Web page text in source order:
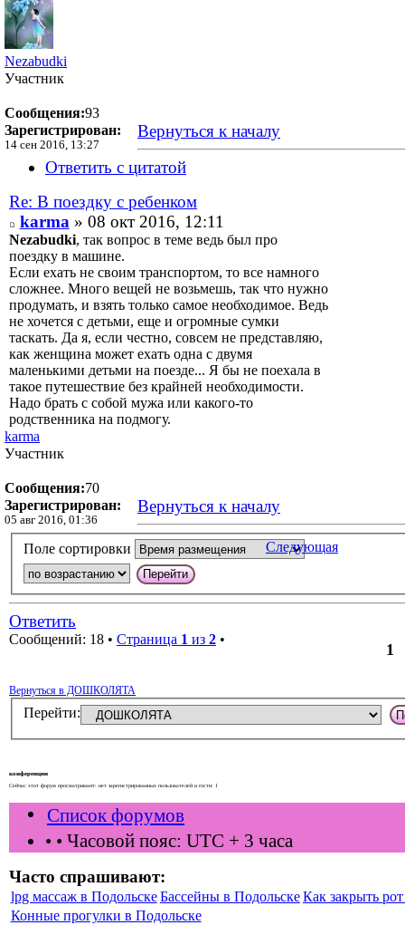
Nezabudki
Участник
Сообщения:93
Зарегистрирован:
14 сен 2016, 13:27
Вернуться к началу
Ответить с цитатой
Re: В поездку с ребенком
karma » 08 окт 2016, 12:11
Nezabudki, так вопрос в теме ведь был про
поездку в машине.
Если ехать не своим транспортом, то все намного
сложнее. Много вещей не возьмешь, так что нужно
продумать, и взять только самое необходимое. Ведь
не хочется с детьми, еще и огромные сумки
таскать. Да я, если честно, совсем не представляю,
как женщина может ехать одна с двумя
маленькими детьми на поезде... Я бы не поехала в
такое путешествие без крайней необходимости.
Надо брать с собой мужа или какого-то
родственника на подмогу.
karma
Участник
Сообщения:70
Зарегистрирован:
05 авг 2016, 01:36
Вернуться к началу
Следующая
Поле сортировки
Ответить
Сообщений: 18 • Страница 1 из 2 •
1
Вернуться в ДОШКОЛЯТА
Перейти:
конференции
Сейчас этот форум просматривают: нет зарегистрированных пользователей и гости: 1
Список форумов
• • Часовой пояс: UTC + 3 часа
Часто спрашивают:
lpg массаж в Подольске Бассейны в ПодольскеКак закрыть
Конные прогулки в Подольске